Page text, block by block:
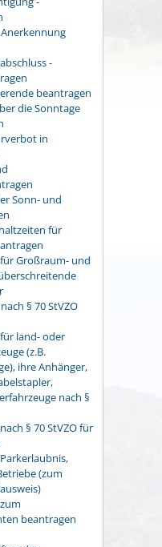
-
beantragen
die Sonntage
in
Sonn- und
für
Großraum- und
§ 70 StVZO
land- oder
(z.B.
ihre Anhänger,
nach §
§ 70 StVZO für
(zum
beantragen